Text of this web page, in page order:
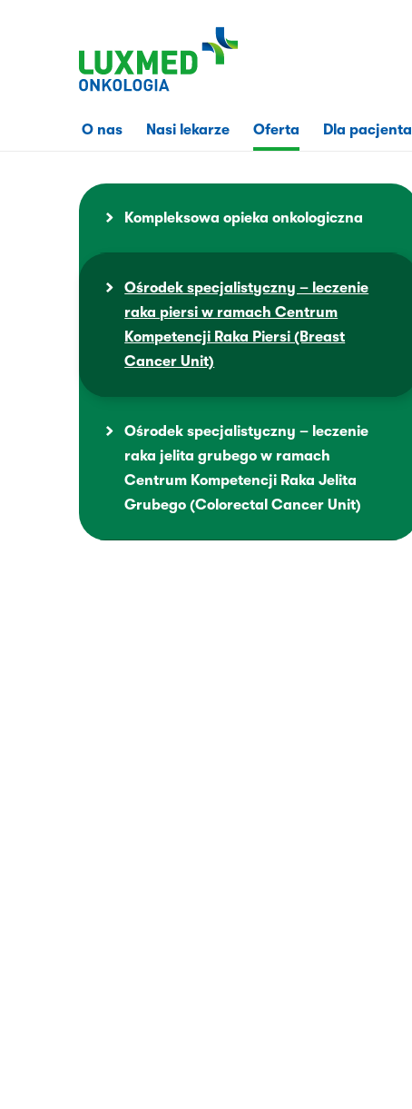
O nas Nasi lekarze Oferta Dla pacjenta
Kompleksowa opieka onkologiczna
Ośrodek specjalistyczny – leczenie
raka piersi w ramach Centrum
Kompetencji Raka Piersi (Breast
Cancer Unit)
Ośrodek specjalistyczny – leczenie
raka jelita grubego w ramach
Centrum Kompetencji Raka Jelita
Grubego (Colorectal Cancer Unit)